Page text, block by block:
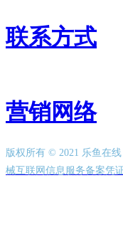
联系方式
营销网络
版权所有 © 2021 乐鱼在
械互联网信息服务备案凭